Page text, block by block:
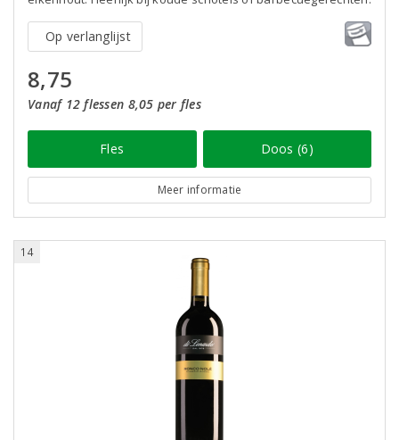
Op verlanglijst
8,75
Vanaf 12 flessen 8,05 per fles
Fles Doos (6)
Meer informatie
14